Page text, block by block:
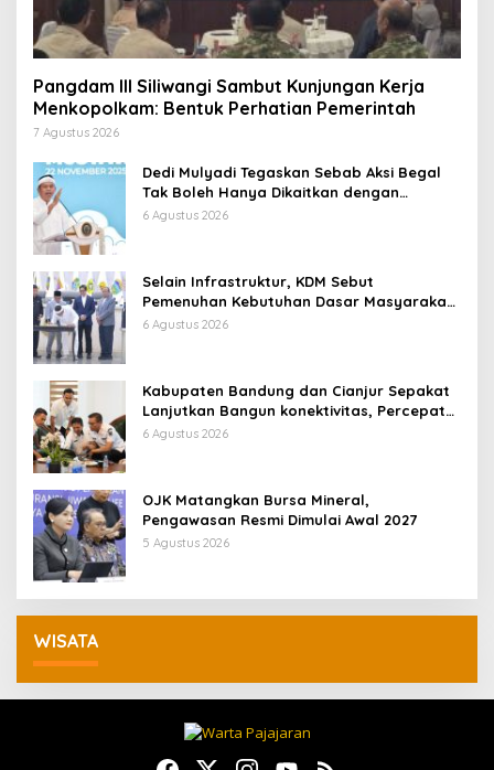
Pangdam III Siliwangi Sambut Kunjungan Kerja
Menkopolkam: Bentuk Perhatian Pemerintah
7 Agustus 2026
Dedi Mulyadi Tegaskan Sebab Aksi Begal
Tak Boleh Hanya Dikaitkan dengan
Ekonomi
6 Agustus 2026
Selain Infrastruktur, KDM Sebut
Pemenuhan Kebutuhan Dasar Masyarakat
Jadi Fokus APBD Jabar 2027
6 Agustus 2026
Kabupaten Bandung dan Cianjur Sepakat
Lanjutkan Bangun konektivitas, Percepat
Pertumbuhan Ekonomi Daerah
6 Agustus 2026
OJK Matangkan Bursa Mineral,
Pengawasan Resmi Dimulai Awal 2027
5 Agustus 2026
WISATA